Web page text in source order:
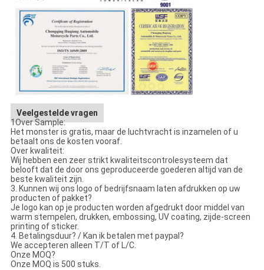
Veelgestelde vragen
1Over Sample:
Het monster is gratis, maar de luchtvracht is inzamelen of u
betaalt ons de kosten vooraf.
Over kwaliteit:
Wij hebben een zeer strikt kwaliteitscontrolesysteem dat
belooft dat de door ons geproduceerde goederen altijd van de
beste kwaliteit zijn.
3. Kunnen wij ons logo of bedrijfsnaam laten afdrukken op uw
producten of pakket?
Je logo kan op je producten worden afgedrukt door middel van
warm stempelen, drukken, embossing, UV coating, zijde-screen
printing of sticker.
4. Betalingsduur? / Kan ik betalen met paypal?
We accepteren alleen T/T of L/C.
Onze MOQ?
Onze MOQ is 500 stuks.